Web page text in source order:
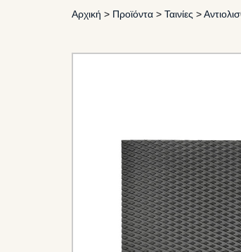
Αρχική > Προϊόντα > Ταινίες >